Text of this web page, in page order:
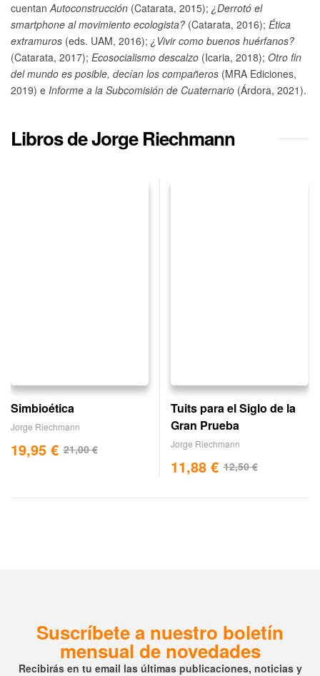
cuentanAutoconstrucción (Catarata, 2015); ¿Derrotó el
smartphone al movimiento ecologista? (Catarata, 2016); Ética
extramuros (eds. UAM, 2016); ¿Vivir como buenos huérfanos?
(Catarata, 2017); Ecosocialismo descalzo (Icaria, 2018); Otro fin
del mundo es posible, decían los compañeros (MRA Ediciones,
2019) e Informe a la Subcomisión de Cuaternario (Árdora, 2021).
Libros de Jorge Riechmann
Simbioética
Jorge Riechmann
21,00€
19,95 €
Tuits para el Siglo de la
Gran Prueba
Jorge Riechmann
12,50€
11,88 €
Suscríbete a nuestro boletín
mensual de novedades
Recibirás en tu email las últimas publicaciones, noticias y